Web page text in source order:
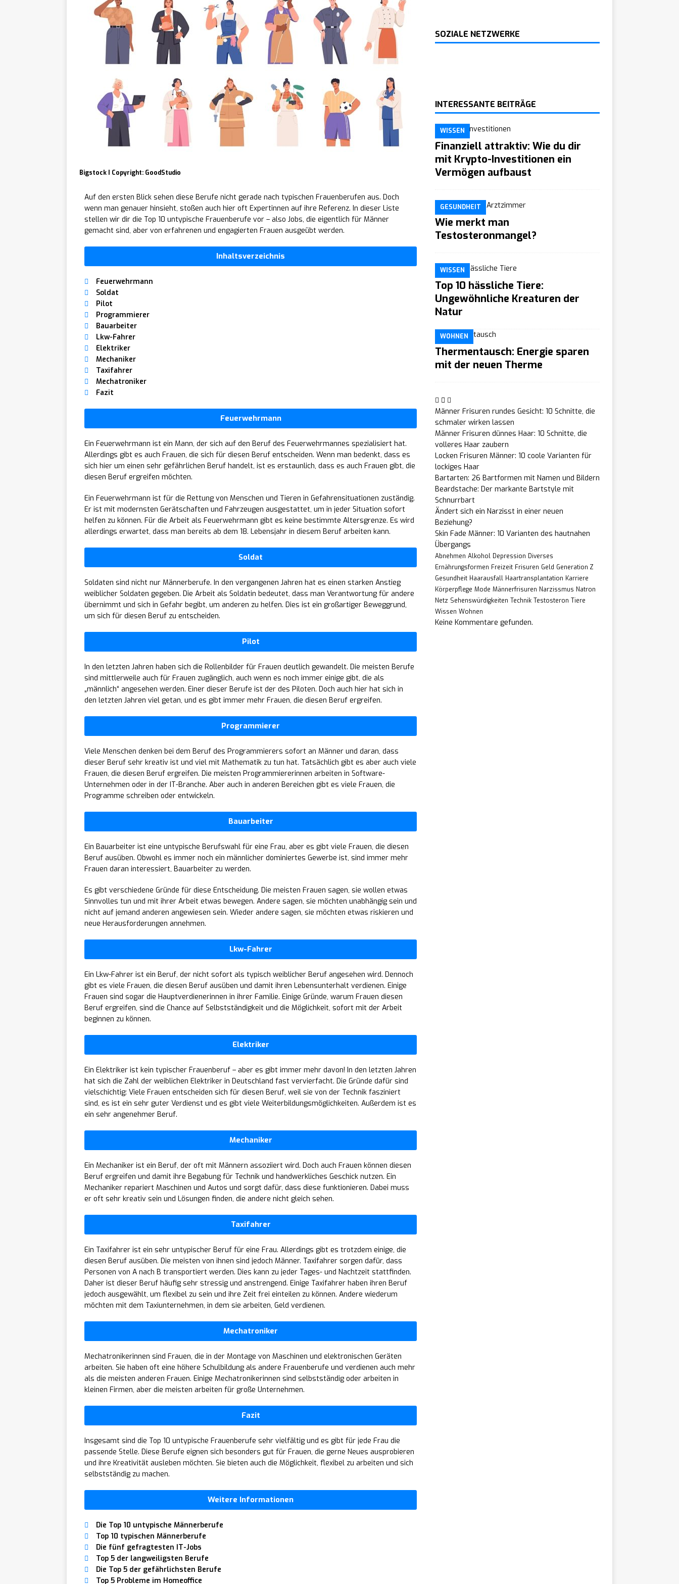
Bigstock I Copyright: GoodStudio
Auf den ersten Blick sehen diese Berufe nicht gerade nach typischen Frauenberufen aus. Doch
wenn man genauer hinsieht, stoßen auch hier oft Expertinnen auf ihre Referenz. In dieser Liste
stellen wir dir die Top 10 untypische Frauenberufe vor – also Jobs, die eigentlich für Männer
gemacht sind, aber von erfahrenen und engagierten Frauen ausgeübt werden.
Inhaltsverzeichnis
Feuerwehrmann
Soldat
Pilot
Programmierer
Bauarbeiter
Lkw-Fahrer
Elektriker
Mechaniker
Taxifahrer
Mechatroniker
Fazit
Feuerwehrmann
Ein Feuerwehrmann ist ein Mann, der sich auf den Beruf des Feuerwehrmannes spezialisiert hat.
Allerdings gibt es auch Frauen, die sich für diesen Beruf entscheiden. Wenn man bedenkt, dass es
sich hier um einen sehr gefährlichen Beruf handelt, ist es erstaunlich, dass es auch Frauen gibt, die
diesen Beruf ergreifen möchten.
Ein Feuerwehrmann ist für die Rettung von Menschen und Tieren in Gefahrensituationen zuständig.
Er ist mit modernsten Gerätschaften und Fahrzeugen ausgestattet, um in jeder Situation sofort
helfen zu können. Für die Arbeit als Feuerwehrmann gibt es keine bestimmte Altersgrenze. Es wird
allerdings erwartet, dass man bereits ab dem 18. Lebensjahr in diesem Beruf arbeiten kann.
Soldat
Soldaten sind nicht nur Männerberufe. In den vergangenen Jahren hat es einen starken Anstieg
weiblicher Soldaten gegeben. Die Arbeit als Soldatin bedeutet, dass man Verantwortung für andere
übernimmt und sich in Gefahr begibt, um anderen zu helfen. Dies ist ein großartiger Beweggrund,
um sich für diesen Beruf zu entscheiden.
Pilot
In den letzten Jahren haben sich die Rollenbilder für Frauen deutlich gewandelt. Die meisten Berufe
sind mittlerweile auch für Frauen zugänglich, auch wenn es noch immer einige gibt, die als
„männlich“ angesehen werden. Einer dieser Berufe ist der des Piloten. Doch auch hier hat sich in
den letzten Jahren viel getan, und es gibt immer mehr Frauen, die diesen Beruf ergreifen.
Programmierer
Viele Menschen denken bei dem Beruf des Programmierers sofort an Männer und daran, dass
dieser Beruf sehr kreativ ist und viel mit Mathematik zu tun hat. Tatsächlich gibt es aber auch viele
Frauen, die diesen Beruf ergreifen. Die meisten Programmiererinnen arbeiten in Software-
Unternehmen oder in der IT-Branche. Aber auch in anderen Bereichen gibt es viele Frauen, die
Programme schreiben oder entwickeln.
Bauarbeiter
Ein Bauarbeiter ist eine untypische Berufswahl für eine Frau, aber es gibt viele Frauen, die diesen
Beruf ausüben. Obwohl es immer noch ein männlicher dominiertes Gewerbe ist, sind immer mehr
Frauen daran interessiert, Bauarbeiter zu werden.
Es gibt verschiedene Gründe für diese Entscheidung. Die meisten Frauen sagen, sie wollen etwas
Sinnvolles tun und mit ihrer Arbeit etwas bewegen. Andere sagen, sie möchten unabhängig sein und
nicht auf jemand anderen angewiesen sein. Wieder andere sagen, sie möchten etwas riskieren und
neue Herausforderungen annehmen.
Lkw-Fahrer
Ein Lkw-Fahrer ist ein Beruf, der nicht sofort als typisch weiblicher Beruf angesehen wird. Dennoch
gibt es viele Frauen, die diesen Beruf ausüben und damit ihren Lebensunterhalt verdienen. Einige
Frauen sind sogar die Hauptverdienerinnen in ihrer Familie. Einige Gründe, warum Frauen diesen
Beruf ergreifen, sind die Chance auf Selbstständigkeit und die Möglichkeit, sofort mit der Arbeit
beginnen zu können.
Elektriker
Ein Elektriker ist kein typischer Frauenberuf – aber es gibt immer mehr davon! In den letzten Jahren
hat sich die Zahl der weiblichen Elektriker in Deutschland fast vervierfacht. Die Gründe dafür sind
vielschichtig: Viele Frauen entscheiden sich für diesen Beruf, weil sie von der Technik fasziniert
sind, es ist ein sehr guter Verdienst und es gibt viele Weiterbildungsmöglichkeiten. Außerdem ist es
ein sehr angenehmer Beruf.
Mechaniker
Ein Mechaniker ist ein Beruf, der oft mit Männern assoziiert wird. Doch auch Frauen können diesen
Beruf ergreifen und damit ihre Begabung für Technik und handwerkliches Geschick nutzen. Ein
Mechaniker repariert Maschinen und Autos und sorgt dafür, dass diese funktionieren. Dabei muss
er oft sehr kreativ sein und Lösungen finden, die andere nicht gleich sehen.
Taxifahrer
Ein Taxifahrer ist ein sehr untypischer Beruf für eine Frau. Allerdings gibt es trotzdem einige, die
diesen Beruf ausüben. Die meisten von ihnen sind jedoch Männer. Taxifahrer sorgen dafür, dass
Personen von A nach B transportiert werden. Dies kann zu jeder Tages- und Nachtzeit stattfinden.
Daher ist dieser Beruf häufig sehr stressig und anstrengend. Einige Taxifahrer haben ihren Beruf
jedoch ausgewählt, um flexibel zu sein und ihre Zeit frei einteilen zu können. Andere wiederum
möchten mit dem Taxiunternehmen, in dem sie arbeiten, Geld verdienen.
Mechatroniker
Mechatronikerinnen sind Frauen, die in der Montage von Maschinen und elektronischen Geräten
arbeiten. Sie haben oft eine höhere Schulbildung als andere Frauenberufe und verdienen auch mehr
als die meisten anderen Frauen. Einige Mechatronikerinnen sind selbstständig oder arbeiten in
kleinen Firmen, aber die meisten arbeiten für große Unternehmen.
Fazit
Insgesamt sind die Top 10 untypische Frauenberufe sehr vielfältig und es gibt für jede Frau die
passende Stelle. Diese Berufe eignen sich besonders gut für Frauen, die gerne Neues ausprobieren
und ihre Kreativität ausleben möchten. Sie bieten auch die Möglichkeit, flexibel zu arbeiten und sich
selbstständig zu machen.
Weitere Informationen
Die Top 10 untypische Männerberufe
Top 10 typischen Männerberufe
Die fünf gefragtesten IT-Jobs
Top 5 der langweiligsten Berufe
Die Top 5 der gefährlichsten Berufe
Top 5 Probleme im Homeoffice
SOZIALE NETZWERKE
INTERESSANTE BEITRÄGE
WISSEN
Finanziell attraktiv: Wie du dir
mit Krypto-Investitionen ein
Vermögen aufbaust
GESUNDHEIT
Wie merkt man
Testosteronmangel?
WISSEN
Top 10 hässliche Tiere:
Ungewöhnliche Kreaturen der
Natur
WOHNEN
Thermentausch: Energie sparen
mit der neuen Therme
Männer Frisuren rundes Gesicht: 10 Schnitte, die
schmaler wirken lassen
Männer Frisuren dünnes Haar: 10 Schnitte, die
volleres Haar zaubern
Locken Frisuren Männer: 10 coole Varianten für
lockiges Haar
Bartarten: 26 Bartformen mit Namen und Bildern
Beardstache: Der markante Bartstyle mit
Schnurrbart
Ändert sich ein Narzisst in einer neuen
Beziehung?
Skin Fade Männer: 10 Varianten des hautnahen
Übergangs
Abnehmen Alkohol Depression Diverses
Ernährungsformen Freizeit Frisuren Geld Generation Z
Gesundheit Haarausfall Haartransplantation Karriere
Körperpflege Mode Männerfrisuren Narzissmus Natron
Netz Sehenswürdigkeiten Technik Testosteron Tiere
Wissen Wohnen
Keine Kommentare gefunden.